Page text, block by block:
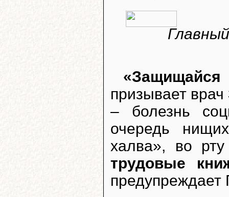
призывает врач
– болезнь
очередь
халва», во
трудовые